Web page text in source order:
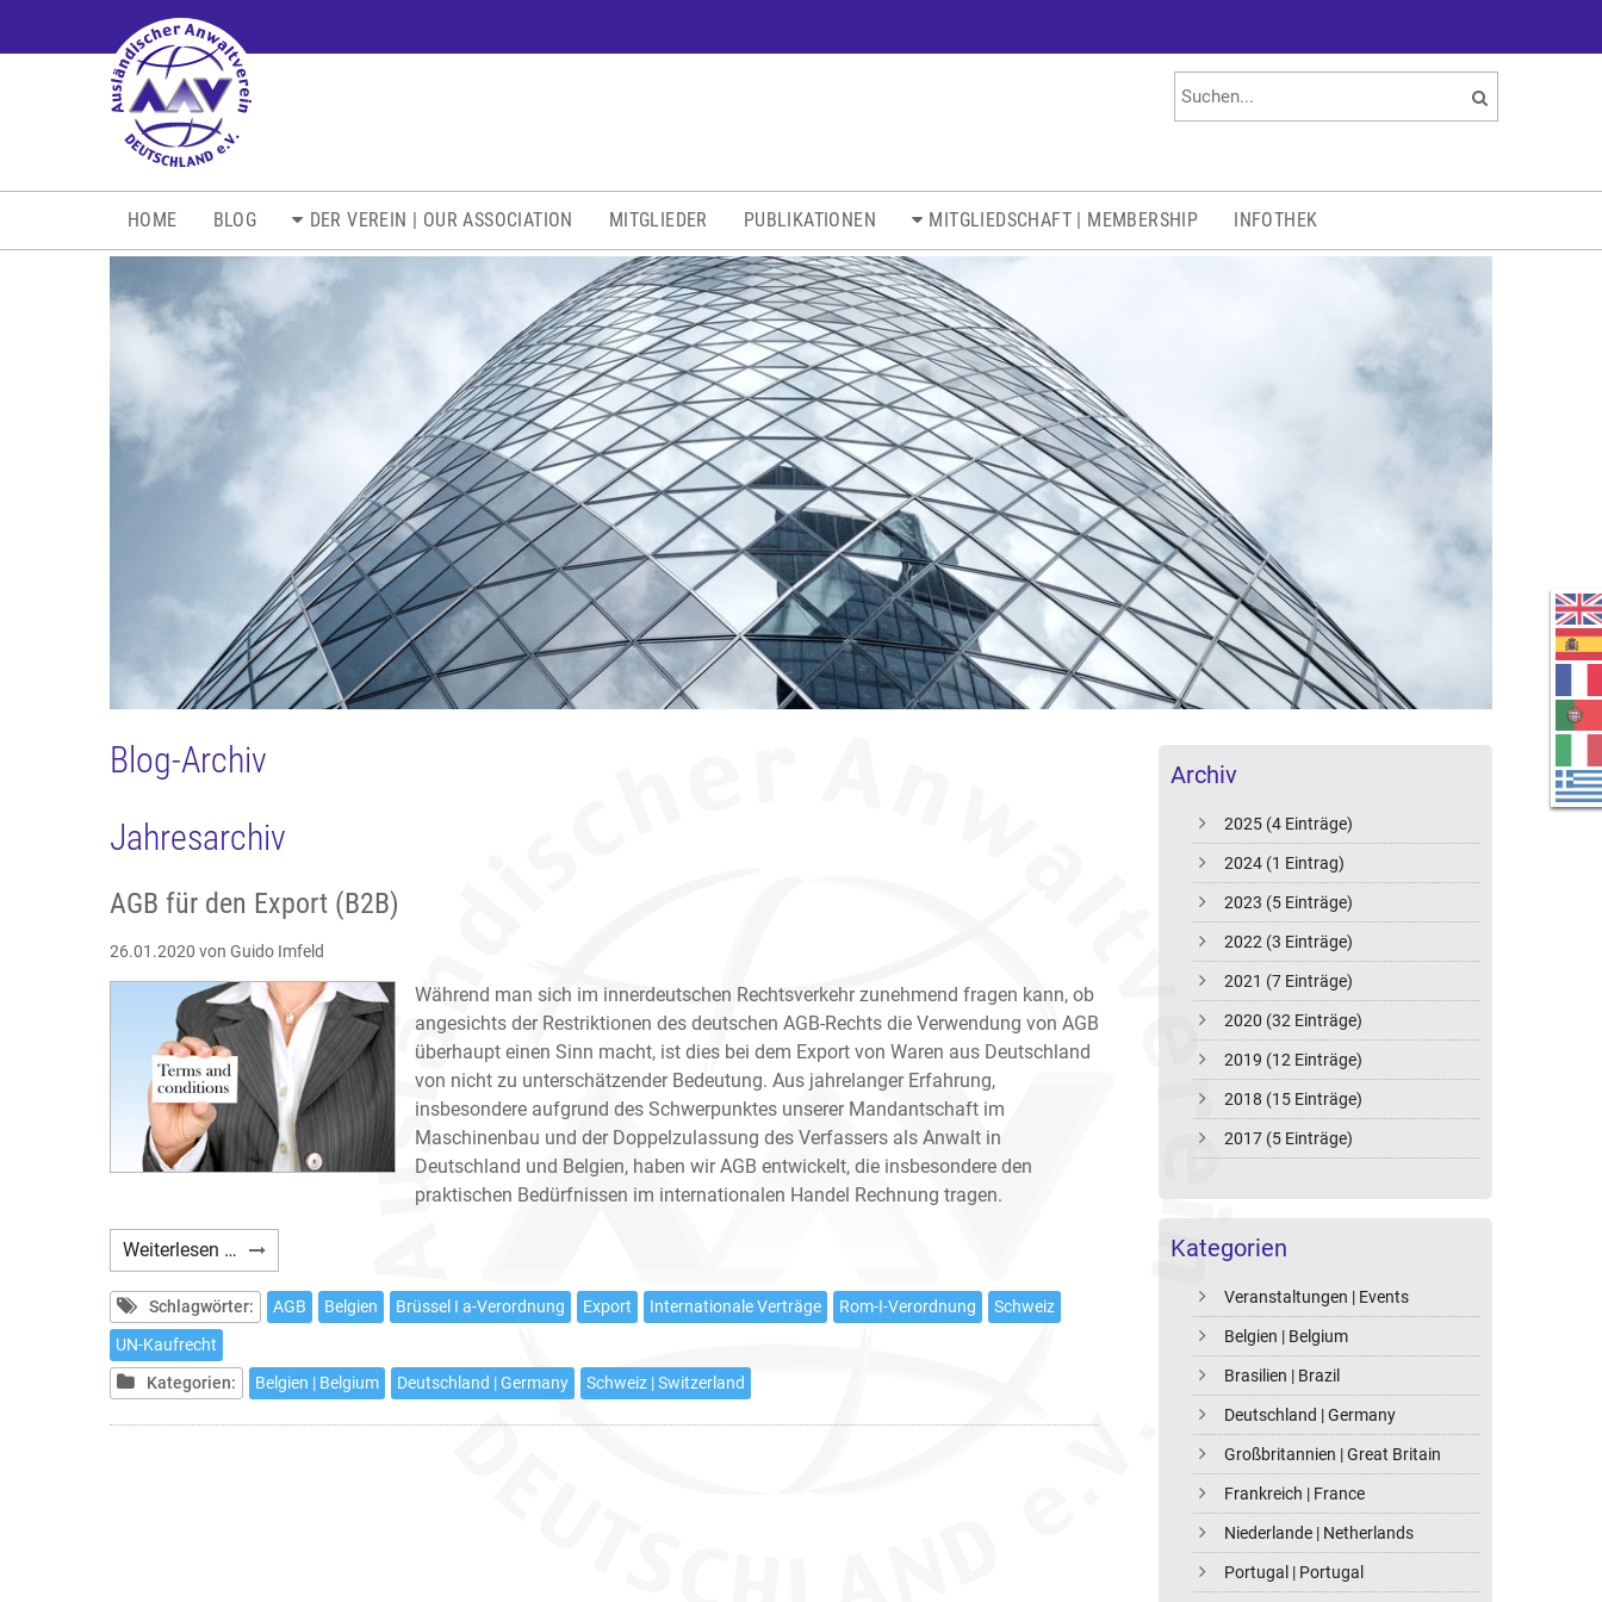
HOME BLOG DER VEREIN | OUR ASSOCIATION MITGLIEDER PUBLIKATIONEN MITGLIEDSCHAFT | MEMBERSHIP INFOTHEK
Archiv
2025 (4 Einträge)
2024 (1 Eintrag)
2023 (5 Einträge)
2022 (3 Einträge)
2021 (7 Einträge)
2020 (32 Einträge)
2019 (12 Einträge)
2018 (15 Einträge)
2017 (5 Einträge)
Kategorien
Veranstaltungen | Events
Belgien | Belgium
Brasilien | Brazil
Deutschland | Germany
Großbritannien | Great Britain
Frankreich | France
Niederlande | Netherlands
Portugal | Portugal
Blog-Archiv
Jahresarchiv
AGB für den Export (B2B)
26.01.2020 von Guido Imfeld
Während man sich im innerdeutschen Rechtsverkehr zunehmend fragen kann, ob
angesichts der Restriktionen des deutschen AGB-Rechts die Verwendung von AGB
überhaupt einen Sinn macht, ist dies bei dem Export von Waren aus Deutschland
von nicht zu unterschätzender Bedeutung. Aus jahrelanger Erfahrung,
insbesondere aufgrund des Schwerpunktes unserer Mandantschaft im
Maschinenbau und der Doppelzulassung des Verfassers als Anwalt in
Deutschland und Belgien, haben wir AGB entwickelt, die insbesondere den
praktischen Bedürfnissen im internationalen Handel Rechnung tragen.
Weiterlesen … AGB
für
den
(B2B)
Schlagwörter: AGB Belgien Brüssel I a-Verordnung Export Internationale Verträge Rom-I-Verordnung
Schweiz
UN-Kaufrecht
Kategorien:
Belgien | Belgium Deutschland | Germany Schweiz | Switzerland